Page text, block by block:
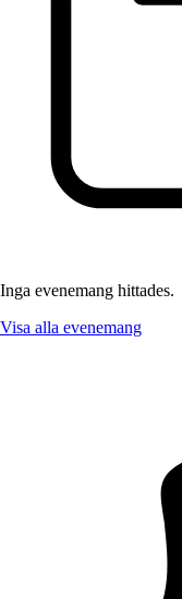
Inga evenemang hittades.
Visa alla evenemang